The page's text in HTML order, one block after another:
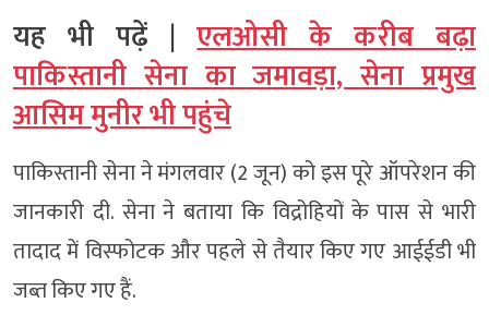
यह भी पढ़ें |एलओसी के करीब बढ़ा
पाकिस्तानी सेना का जमावड़ा, सेना प्रमुख
आसिम मुनीर भी पहुंचे
पाकिस्तानी सेना ने मंगलवार (2 जून) को इस पूरे ऑपरेशन की
जानकारी दी. सेना ने बताया कि विद्रोहियों के पास से भारी
तादाद में विस्फोटक और पहले से तैयार किए गए आईईडी भी
जब्त किए गए हैं.